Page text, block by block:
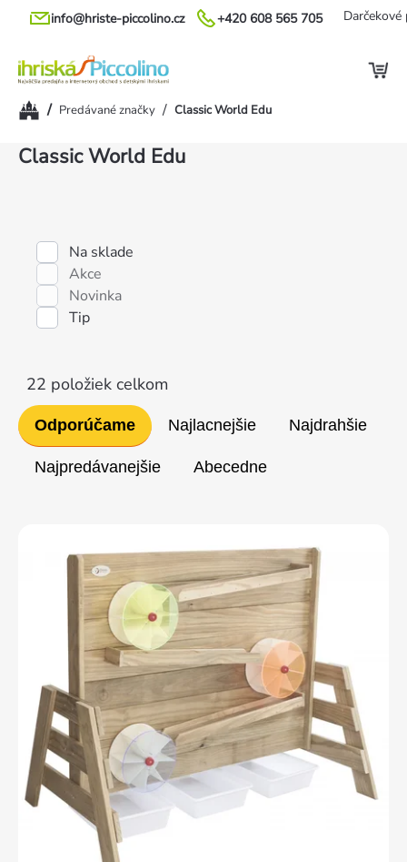
Prejsť
+420 608 565 705
info@hriste-piccolino.cz Darčekové
Domov
/ Predávané značky / Classic World Edu
Classic World Edu
Na sklade
Akce
Novinka
Tip
Radenie
produktov
Odporúčame Najlacnejšie Najdrahšie
Najpredávanejšie Abecedne
22 položiek celkom
Výpis